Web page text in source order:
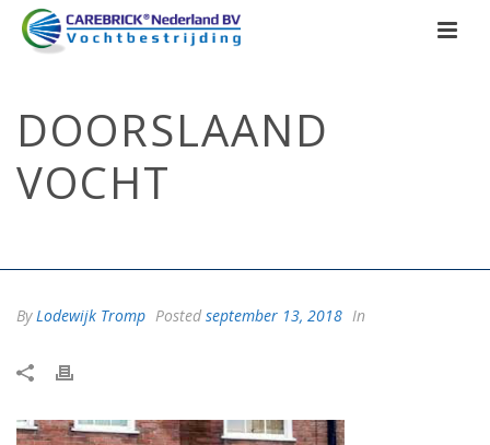
DOORSLAAND
VOCHT
ByLodewijk Tromp Posted september 13, 2018 In